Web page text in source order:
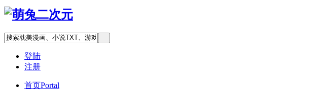
登陆
注册
首页Portal